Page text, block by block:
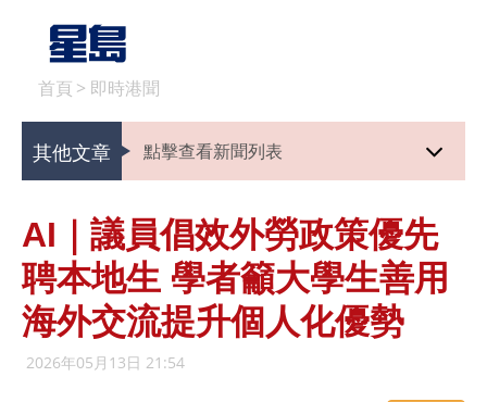
首頁 > 即時港聞
其他文章 點擊查看新聞列表
AI｜議員倡效外勞政策優先
聘本地生 學者籲大學生善用
海外交流提升個人化優勢
2026年05月13日 21:54